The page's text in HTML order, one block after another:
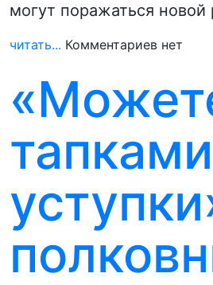
могут поражаться
читать... Комментариев нет